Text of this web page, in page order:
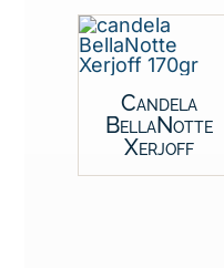
Candela
BellaNotte
Xerjoff